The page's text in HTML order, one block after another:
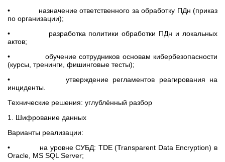
• назначение ответственного за обработку ПДн (приказ
по организации);
• разработка политики обработки ПДн и локальных
актов;
• обучение сотрудников основам кибербезопасности
(курсы, тренинги, фишинговые тесты);
• утверждение регламентов реагирования на
инциденты.
Технические решения: углублённый разбор
1. Шифрование данных
Варианты реализации:
• на уровне СУБД: TDE (Transparent Data Encryption) в
Oracle, MS SQL Server;